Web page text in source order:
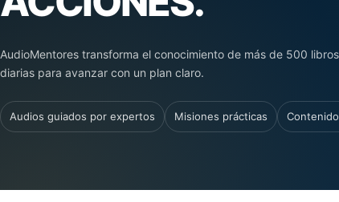
AudioMentores transforma el conocimiento de más de 500
diarias para avanzar con un plan claro.
Audios guiados por expertos Misiones prácticas